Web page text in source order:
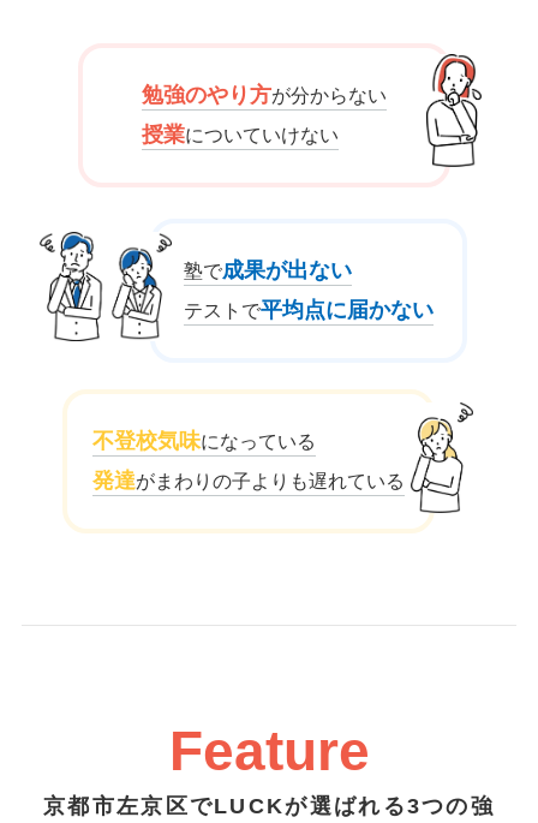
勉強のやり方が分からない
授業についていけない
塾で成果が出ない
テストで平均点に届かない
不登校気味になっている
発達がまわりの子よりも遅れている
Feature
京都市左京区でLUCKが選ばれる3つの強